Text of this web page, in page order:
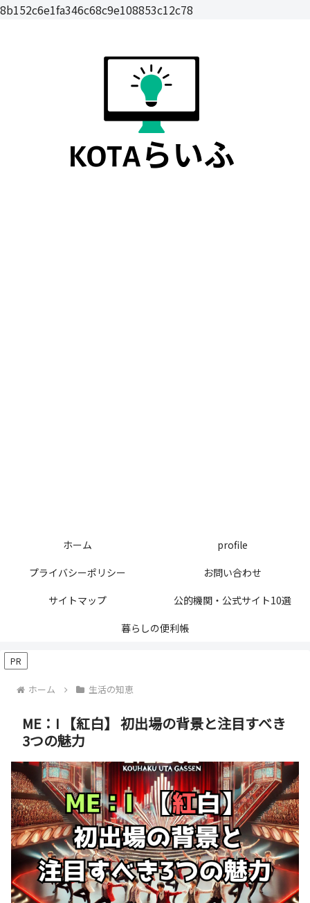
8b152c6e1fa346c68c9e108853c12c78
ホーム
profile
プライバシーポリシー
お問い合わせ
サイトマップ
公的機関・公式サイト10選
暮らしの便利帳
PR
ホーム 生活の知恵
ME：I 【紅白】 初出場の背景と注目すべき
3つの魅力